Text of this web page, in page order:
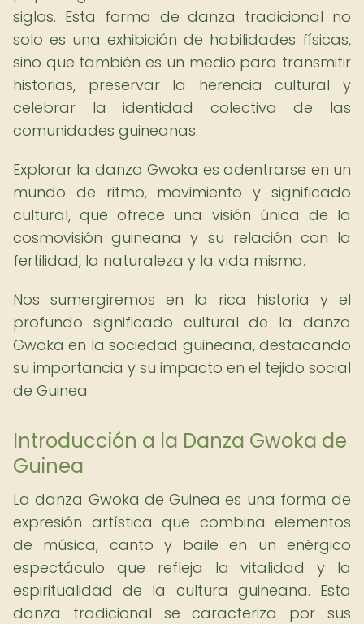
siglos. Esta forma de danza tradicional no
solo es una exhibición de habilidades físicas,
sino que también es un medio para transmitir
historias, preservar la herencia cultural y
celebrar la identidad colectiva de las
comunidades guineanas.
Explorar la danza Gwoka es adentrarse en un
mundo de ritmo, movimiento y significado
cultural, que ofrece una visión única de la
cosmovisión guineana y su relación con la
fertilidad, la naturaleza y la vida misma.
Nos sumergiremos en la rica historia y el
profundo significado cultural de la danza
Gwoka en la sociedad guineana, destacando
su importancia y su impacto en el tejido social
de Guinea.
Introducción a la Danza Gwoka de
Guinea
La danza Gwoka de Guinea es una forma de
expresión artística que combina elementos
de música, canto y baile en un enérgico
espectáculo que refleja la vitalidad y la
espiritualidad de la cultura guineana. Esta
danza tradicional se caracteriza por sus